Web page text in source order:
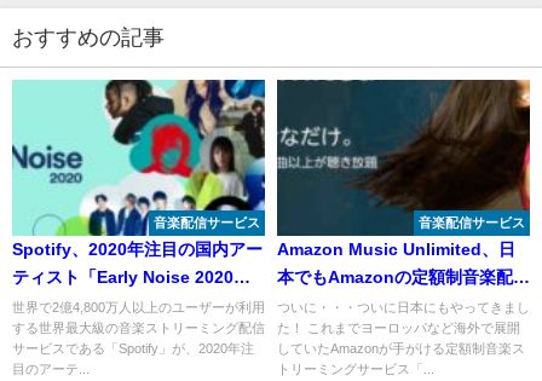
おすすめの記事
音楽配信サービス
Spotify、2020年注目の国内アー
ティスト「Early Noise 2020」
を発表
世界で2億4,800万人以上のユーザーが利用
する世界最大級の音楽ストリーミング配信
サービスである「Spotify」が、2020年注
目のアーテ...
音楽配信サービス
Amazon Music Unlimited、日
本でもAmazonの定額制音楽配信
サービスが開始
ついに・・・ついに日本にもやってきまし
た！ これまでヨーロッパなど海外で展開
していたAmazonが手がける定額制音楽ス
トリーミングサービス「...